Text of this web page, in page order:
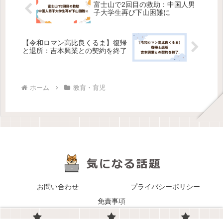
富士山で2回目の救助：中国人男
子大学生再び下山困難に
【令和ロマン高比良くるま】復帰
と退所：吉本興業との契約を終了
ホーム 教育・育児
お問い合わせ
プライバシーポリシー
免責事項